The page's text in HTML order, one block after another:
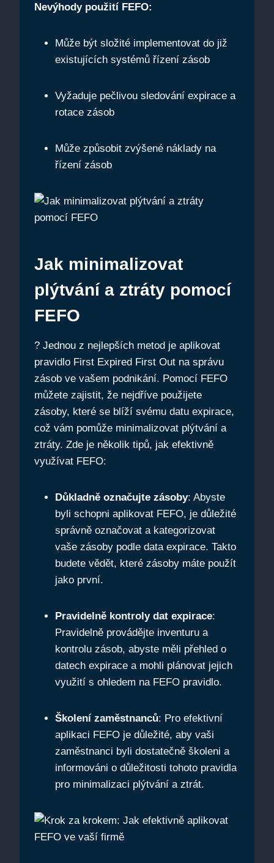
Nevýhody použití FEFO:
Může být složité implementovat ⁤do již
existujících systémů řízení zásob
Vyžaduje pečlivou sledování ⁤expirace a
rotace ‌zásob
Může způsobit⁢ zvýšené náklady ⁣na
řízení ⁣zásob
Jak minimalizovat
plýtvání ‌a ztráty pomocí
FEFO
? Jednou z nejlepších metod je aplikovat
pravidlo First Expired First Out‌ na správu
zásob ve vašem podnikání. ⁢Pomocí FEFO
můžete zajistit, ​že nejdříve použijete
zásoby, které se blíží svému datu ⁤expirace,
což‍ vám pomůže minimalizovat plýtvání a
ztráty. Zde je několik tipů,‌ jak efektivně
využívat FEFO:
Důkladně označujte ‌zásoby: Abyste
byli schopni ⁢aplikovat‍ FEFO, je důležité
správně označovat a kategorizovat
vaše zásoby podle data expirace. Takto
budete vědět, které zásoby máte‍ použít
jako první.
Pravidelně⁤ kontroly dat expirace:
Pravidelně provádějte inventuru a
kontrolu zásob, abyste měli ⁤přehled o
datech expirace⁢ a ⁣mohli plánovat⁤ jejich
využití s ohledem⁣ na FEFO pravidlo.
Školení​ zaměstnanců: Pro efektivní
aplikaci FEFO ‌je důležité, aby vaši
zaměstnanci byli dostatečně školeni a
informováni o ​důležitosti tohoto pravidla
pro‍ minimalizaci plýtvání a ztrát.